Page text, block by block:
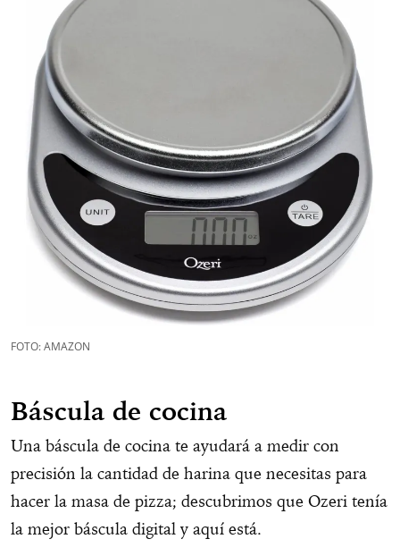
FOTO: AMAZON
Báscula de cocina
Una báscula de cocina te ayudará a medir con
precisión la cantidad de harina que necesitas para
hacer la masa de pizza; descubrimos que Ozeri tenía
la mejor báscula digital y aquí está.